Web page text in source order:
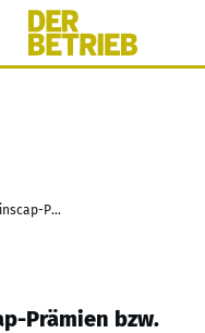
BGH zu Klauseln für Zinscap-Prämien bzw. Zinssicherungsgebühr
Prämien bzw.